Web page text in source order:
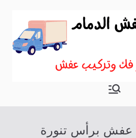
بالدمام
موقع آخر في نقل عفش
عفش برأس تنورة